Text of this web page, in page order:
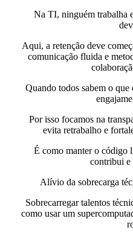
Na TI, ninguém trabalha
Aqui, a retenção deve
comunicação fluida e
Quando todos sabem o
Por isso focamos na
evita retrabalho e
É como manter o código
contribui
Alívio da sobrecarga
Sobrecarregar talentos
como usar um